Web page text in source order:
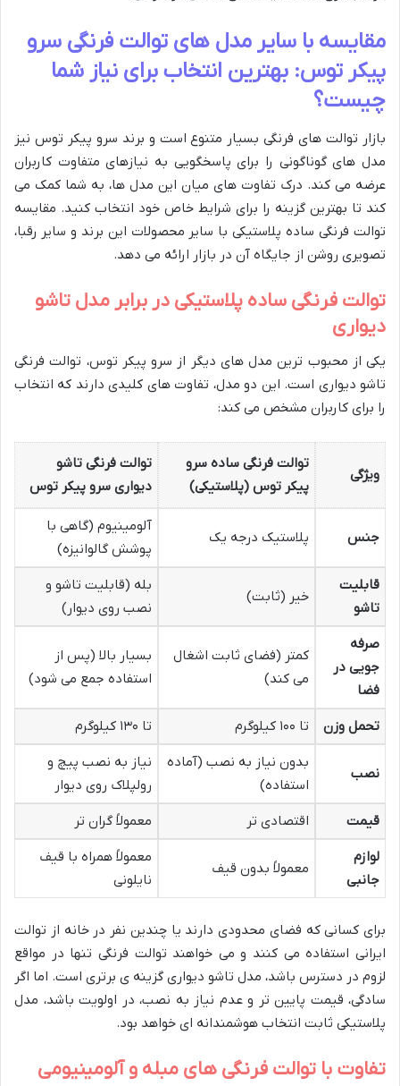
مقایسه با سایر مدل های توالت فرنگی سرو
پیکر توس: بهترین انتخاب برای نیاز شما
چیست؟
بازار توالت های فرنگی بسیار متنوع است و برند سرو پیکر توس نیز
مدل های گوناگونی را برای پاسخگویی به نیازهای متفاوت کاربران
عرضه می کند. درک تفاوت های میان این مدل ها، به شما کمک می
کند تا بهترین گزینه را برای شرایط خاص خود انتخاب کنید. مقایسه
توالت فرنگی ساده پلاستیکی با سایر محصولات این برند و سایر رقبا،
تصویری روشن از جایگاه آن در بازار ارائه می دهد.
توالت فرنگی ساده پلاستیکی در برابر مدل تاشو
دیواری
یکی از محبوب ترین مدل های دیگر از سرو پیکر توس، توالت فرنگی
تاشو دیواری است. این دو مدل، تفاوت های کلیدی دارند که انتخاب
را برای کاربران مشخص می کند:
ویژگی
توالت فرنگی ساده سرو
پیکر توس (پلاستیکی)
توالت فرنگی تاشو
دیواری سرو پیکر توس
جنس پلاستیک درجه یک
آلومینیوم (گاهی با
پوشش گالوانیزه)
قابلیت
تاشو
خیر (ثابت)
بله (قابلیت تاشو و
نصب روی دیوار)
صرفه
جویی در
فضا
کمتر (فضای ثابت اشغال
می کند)
بسیار بالا (پس از
استفاده جمع می شود)
تحمل وزن تا ۱۰۰ کیلوگرم تا ۱۳۰ کیلوگرم
نصب
بدون نیاز به نصب (آماده
استفاده)
نیاز به نصب پیچ و
رولپلاک روی دیوار
قیمت
اقتصادی تر
معمولاً گران تر
لوازم
جانبی
معمولاً بدون قیف
معمولاً همراه با قیف
نایلونی
برای کسانی که فضای محدودی دارند یا چندین نفر در خانه از توالت
ایرانی استفاده می کنند و می خواهند توالت فرنگی تنها در مواقع
لزوم در دسترس باشد، مدل تاشو دیواری گزینه ی برتری است. اما اگر
سادگی، قیمت پایین تر و عدم نیاز به نصب، در اولویت باشد، مدل
پلاستیکی ثابت انتخاب هوشمندانه ای خواهد بود.
تفاوت با توالت فرنگی های مبله و آلومینیومی